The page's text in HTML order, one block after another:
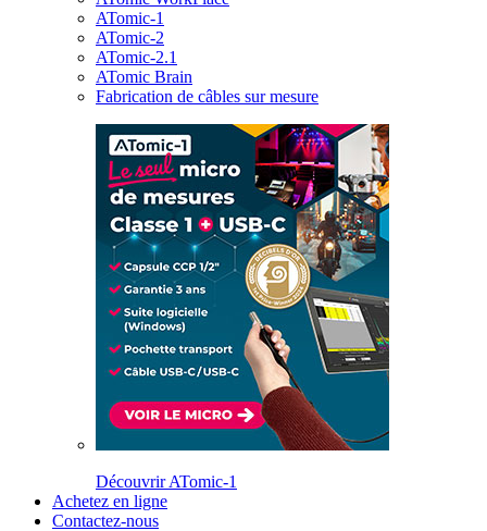
ATomic-1
ATomic-2
ATomic-2.1
ATomic Brain
Fabrication de câbles sur mesure
Découvrir ATomic-1
Achetez en ligne
Contactez-nous